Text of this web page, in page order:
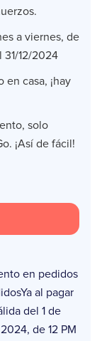
a viernes, de
31/12/2024
en casa, ¡hay
solo
¡Así de fácil!
en pedidos
al pagar
del 1 de
de 12 PM